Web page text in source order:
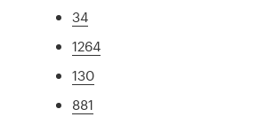
34
1264
130
881